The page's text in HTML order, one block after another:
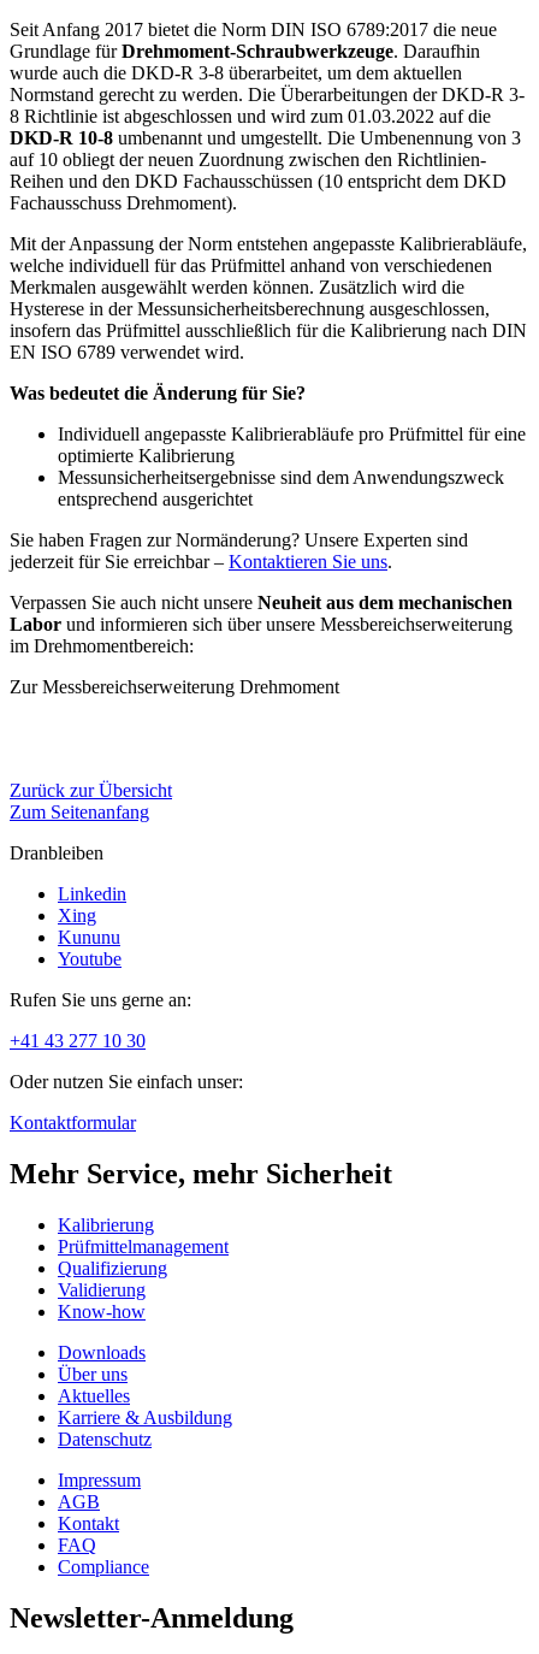
Seit Anfang 2017 bietet die Norm DIN ISO 6789:2017 die neue
Grundlage fürDrehmoment-Schraubwerkzeuge. Daraufhin
wurde auch die DKD-R 3-8 überarbeitet, um dem aktuellen
Normstand gerecht zu werden. Die Überarbeitungen der DKD-R 3-
8 Richtlinie ist abgeschlossen und wird zum 01.03.2022 auf die
DKD-R 10-8 umbenannt und umgestellt. Die Umbenennung von 3
auf 10 obliegt der neuen Zuordnung zwischen den Richtlinien-
Reihen und den DKD Fachausschüssen (10 entspricht dem DKD
Fachausschuss Drehmoment).
Mit der Anpassung der Norm entstehen angepasste Kalibrierabläufe,
welche individuell für das Prüfmittel anhand von verschiedenen
Merkmalen ausgewählt werden können. Zusätzlich wird die
Hysterese in der Messunsicherheitsberechnung ausgeschlossen,
insofern das Prüfmittel ausschließlich für die Kalibrierung nach DIN
EN ISO 6789 verwendet wird.
Was bedeutet die Änderung für Sie?
Individuell angepasste Kalibrierabläufe pro Prüfmittel für eine
optimierte Kalibrierung
Messunsicherheitsergebnisse sind dem Anwendungszweck
entsprechend ausgerichtet
Sie haben Fragen zur Normänderung? Unsere Experten sind
jederzeit für Sie erreichbar – Kontaktieren Sie uns.
Verpassen Sie auch nicht unsere Neuheit aus dem mechanischen
Labor und informieren sich über unsere Messbereichserweiterung
im Drehmomentbereich:
Zur Messbereichserweiterung Drehmoment
Zurück zur Übersicht
Zum Seitenanfang
Dranbleiben
Linkedin
Xing
Kununu
Youtube
Rufen Sie uns gerne an:
+41 43 277 10 30
Oder nutzen Sie einfach unser:
Kontaktformular
Mehr Service, mehr Sicherheit
Kalibrierung
Prüfmittelmanagement
Qualifizierung
Validierung
Know-how
Downloads
Über uns
Aktuelles
Karriere & Ausbildung
Datenschutz
Impressum
AGB
Kontakt
FAQ
Compliance
Newsletter-Anmeldung